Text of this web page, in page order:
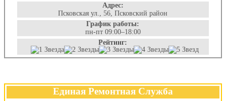
Адрес:
Псковская ул., 56, Псковский район
График работы:
пн-пт 09:00–18:00
Рейтинг:
Единая Ремонтная Служба